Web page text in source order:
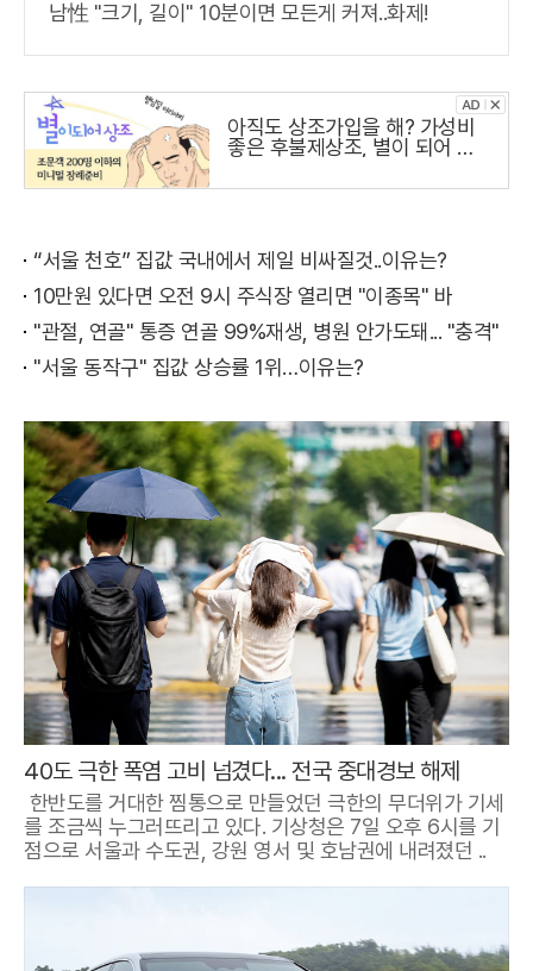
남性 "크기, 길이" 10분이면 모든게 커져..화제!
아직도 상조가입을 해? 가성비
좋은 후불제상조, 별이 되어 상
“서울 천호” 집값 국내에서 제일 비싸질것..이유는?
10만원 있다면 오전 9시 주식장 열리면 "이종목" 바
"관절, 연골" 통증 연골 99%재생, 병원 안가도돼... "충격"
"서울 동작구" 집값 상승률 1위…이유는?
40도 극한 폭염 고비 넘겼다... 전국 중대경보 해제
한반도를 거대한 찜통으로 만들었던 극한의 무더위가 기세
를 조금씩 누그러뜨리고 있다. 기상청은 7일 오후 6시를 기
점으로 서울과 수도권, 강원 영서 및 호남권에 내려졌던 ..